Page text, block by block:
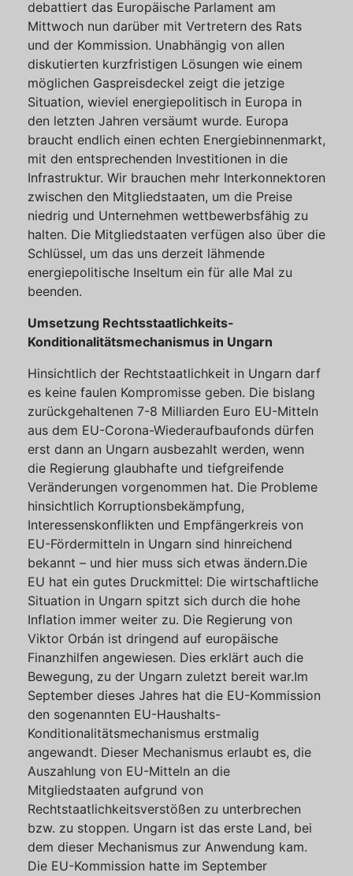
debattiert das Europäische Parlament am
Mittwoch nun darüber mit Vertretern des Rats
und der Kommission. Unabhängig von allen
diskutierten kurzfristigen Lösungen wie einem
möglichen Gaspreisdeckel zeigt die jetzige
Situation, wieviel energiepolitisch in Europa in
den letzten Jahren versäumt wurde. Europa
braucht endlich einen echten Energiebinnenmarkt,
mit den entsprechenden Investitionen in die
Infrastruktur. Wir brauchen mehr Interkonnektoren
zwischen den Mitgliedstaaten, um die Preise
niedrig und Unternehmen wettbewerbsfähig zu
halten. Die Mitgliedstaaten verfügen also über die
Schlüssel, um das uns derzeit lähmende
energiepolitische Inseltum ein für alle Mal zu
beenden.
Umsetzung Rechtsstaatlichkeits-
Konditionalitätsmechanismus in Ungarn
Hinsichtlich der Rechtstaatlichkeit in Ungarn darf
es keine faulen Kompromisse geben. Die bislang
zurückgehaltenen 7-8 Milliarden Euro EU-Mitteln
aus dem EU-Corona-Wiederaufbaufonds dürfen
erst dann an Ungarn ausbezahlt werden, wenn
die Regierung glaubhafte und tiefgreifende
Veränderungen vorgenommen hat. Die Probleme
hinsichtlich Korruptionsbekämpfung,
Interessenskonflikten und Empfängerkreis von
EU-Fördermitteln in Ungarn sind hinreichend
bekannt – und hier muss sich etwas ändern.Die
EU hat ein gutes Druckmittel: Die wirtschaftliche
Situation in Ungarn spitzt sich durch die hohe
Inflation immer weiter zu. Die Regierung von
Viktor Orbán ist dringend auf europäische
Finanzhilfen angewiesen. Dies erklärt auch die
Bewegung, zu der Ungarn zuletzt bereit war.Im
September dieses Jahres hat die EU-Kommission
den sogenannten EU-Haushalts-
Konditionalitätsmechanismus erstmalig
angewandt. Dieser Mechanismus erlaubt es, die
Auszahlung von EU-Mitteln an die
Mitgliedstaaten aufgrund von
Rechtstaatlichkeitsverstößen zu unterbrechen
bzw. zu stoppen. Ungarn ist das erste Land, bei
dem dieser Mechanismus zur Anwendung kam.
Die EU-Kommission hatte im September